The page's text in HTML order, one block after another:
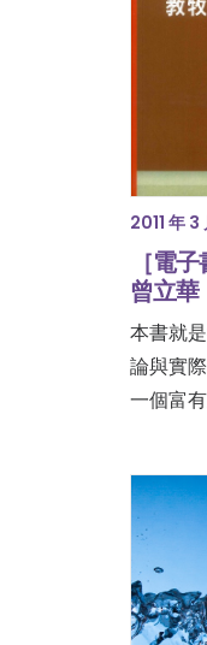
2011 年 3
［電
曾立華
本書就
論與實
一個富